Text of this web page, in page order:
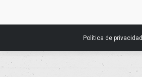
Política de privacidad